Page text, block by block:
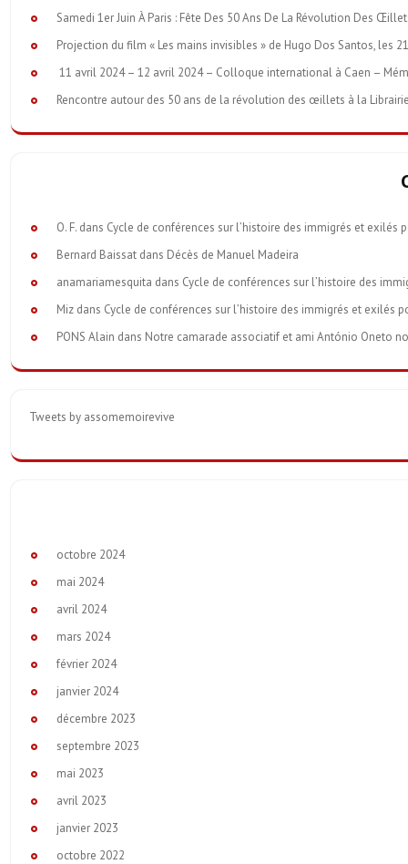
Samedi 1er Juin À Paris : Fête Des 50 Ans De La Révolution Des
Projection du film « Les mains invisibles » de Hugo Dos Santos, les
11 avril 2024 – 12 avril 2024 – Colloque international à Caen –
Rencontre autour des 50 ans de la révolution des œillets à la
O. F. dans Cycle de conférences sur l’histoire des immigrés et exilés
Bernard Baissat dans Décès de Manuel Madeira
anamariamesquita dans Cycle de conférences sur l’histoire des
Miz dans Cycle de conférences sur l’histoire des immigrés et exilés
PONS Alain dans Notre camarade associatif et ami António Oneto
Tweets by assomemoirevive
octobre 2024
mai 2024
avril 2024
mars 2024
février 2024
janvier 2024
décembre 2023
septembre 2023
mai 2023
avril 2023
janvier 2023
octobre 2022